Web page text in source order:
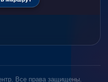
Все права защищены.